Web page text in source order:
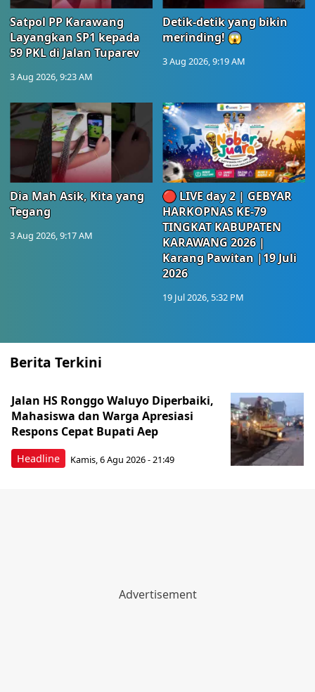
Satpol PP Karawang
Layangkan SP1 kepada
59 PKL di Jalan Tuparev
3 Aug 2026, 9:23 AM
Detik-detik yang bikin
merinding! 😱
3 Aug 2026, 9:19 AM
Dia Mah Asik, Kita yang
Tegang
3 Aug 2026, 9:17 AM
🔴 LIVE day 2 | GEBYAR
HARKOPNAS KE-79
TINGKAT KABUPATEN
KARAWANG 2026 |
Karang Pawitan |19 Juli
2026
19 Jul 2026, 5:32 PM
Berita Terkini
Headline
Jalan HS Ronggo Waluyo Diperbaiki,
Mahasiswa dan Warga Apresiasi
Respons Cepat Bupati Aep
Kamis, 6 Agu 2026 - 21:49